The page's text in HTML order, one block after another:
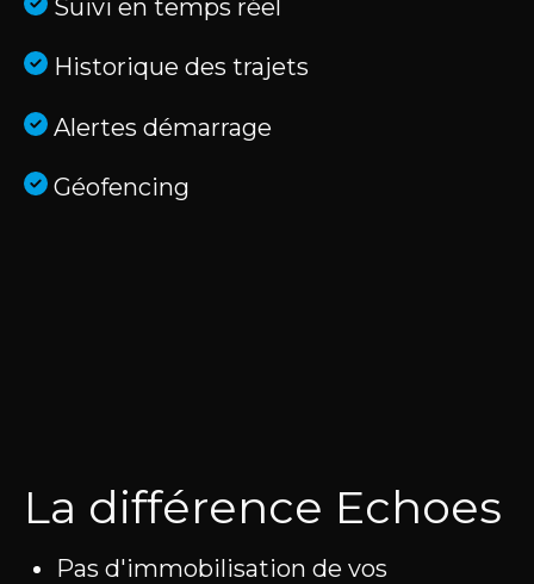
Suivi en temps réel
Historique des trajets
Alertes démarrage
Géofencing
La différence Echoes
Pas d'immobilisation de vos